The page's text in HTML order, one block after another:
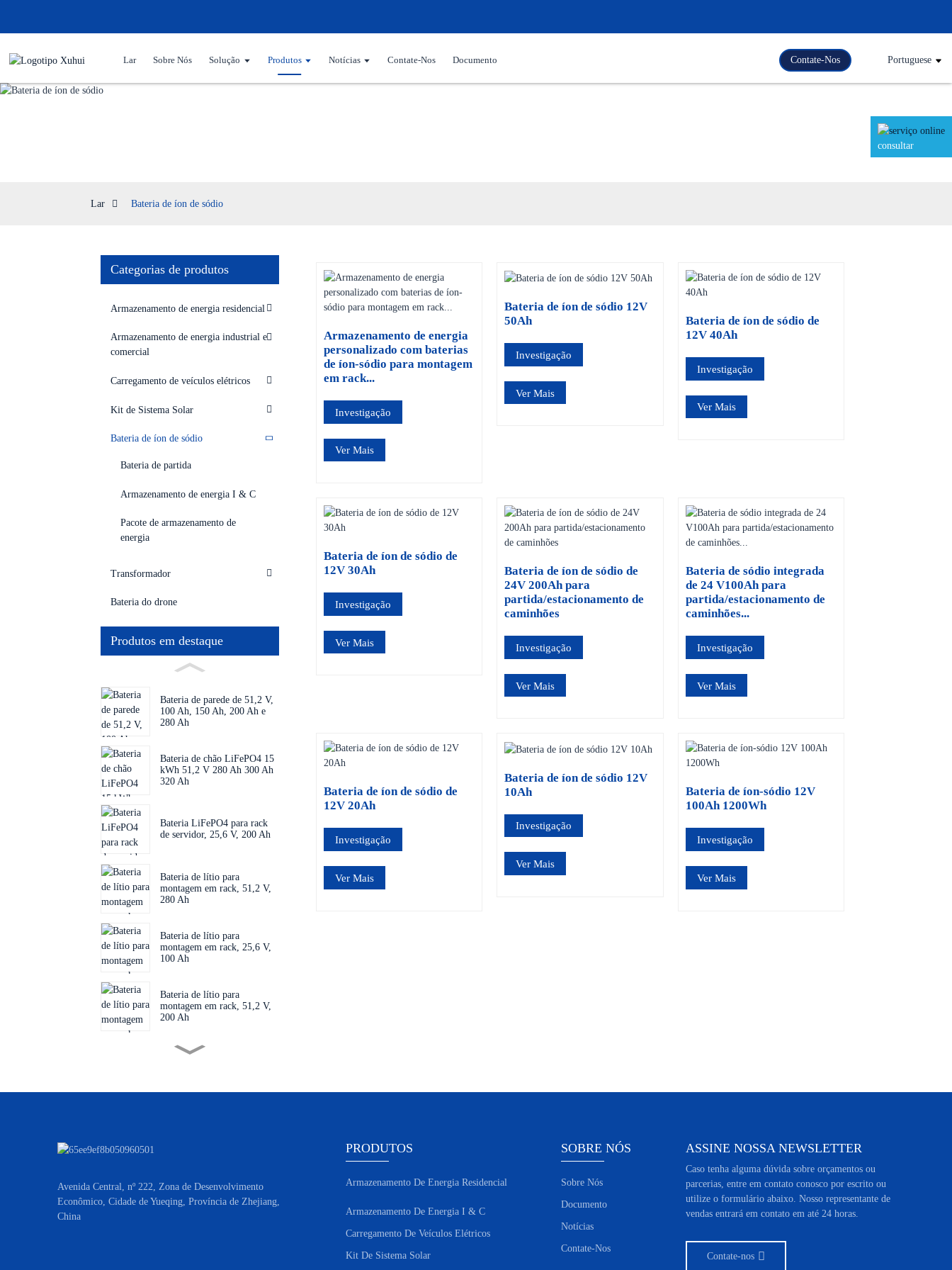
Lar Sobre Nós Solução Produtos Notícias Contate-Nos Documento Contate-Nos Portuguese
consultar
Lar Bateria de íon de sódio
Categorias de produtos
Armazenamento de energia residencial
Armazenamento de energia industrial e
comercial
Carregamento de veículos elétricos
Kit de Sistema Solar
Bateria de íon de sódio
Bateria de partida
Armazenamento de energia I & C
Pacote de armazenamento de
energia
Transformador
Bateria do drone
Produtos em destaque
Bateria de parede de 51,2 V,
100 Ah, 150 Ah, 200 Ah e
280 Ah
Bateria de chão LiFePO4 15
kWh 51,2 V 280 Ah 300 Ah
320 Ah
Bateria LiFePO4 para rack
de servidor, 25,6 V, 200 Ah
Bateria de lítio para
montagem em rack, 51,2 V,
280 Ah
Bateria de lítio para
montagem em rack, 25,6 V,
100 Ah
Bateria de lítio para
montagem em rack, 51,2 V,
200 Ah
Sistema de armazenamento
alta tensão de 30 kWh e 40
Armazenamento de energia
personalizado com baterias
de íon-sódio para montagem
em rack...
Investigação
Ver Mais
Bateria de íon de sódio 12V
50Ah
Investigação
Ver Mais
Bateria de íon de sódio de
12V 40Ah
Investigação
Ver Mais
Bateria de íon de sódio de
12V 30Ah
Investigação
Ver Mais
Bateria de íon de sódio de
24V 200Ah para
partida/estacionamento de
caminhões
Investigação
Ver Mais
Bateria de sódio integrada
de 24 V100Ah para
partida/estacionamento de
caminhões...
Investigação
Ver Mais
Bateria de íon de sódio de
12V 20Ah
Investigação
Ver Mais
Bateria de íon de sódio 12V
10Ah
Investigação
Ver Mais
Bateria de íon-sódio 12V
100Ah 1200Wh
Investigação
Ver Mais
Avenida Central, nº 222, Zona de Desenvolvimento
Econômico, Cidade de Yueqing, Província de Zhejiang,
China
PRODUTOS
Armazenamento De Energia Residencial
Armazenamento De Energia I & C
Carregamento De Veículos Elétricos
Kit De Sistema Solar
SOBRE NÓS
Sobre Nós
Documento
Notícias
Contate-Nos
ASSINE NOSSA NEWSLETTER
Caso tenha alguma dúvida sobre orçamentos ou
parcerias, entre em contato conosco por escrito ou
utilize o formulário abaixo. Nosso representante de
vendas entrará em contato em até 24 horas.
Contate-nos